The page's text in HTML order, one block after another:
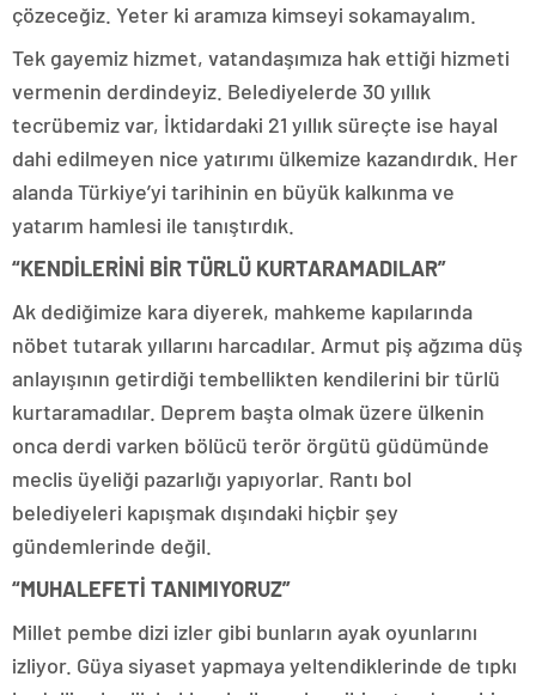
çözeceğiz. Yeter ki aramıza kimseyi sokamayalım.
Tek gayemiz hizmet, vatandaşımıza hak ettiği hizmeti
vermenin derdindeyiz. Belediyelerde 30 yıllık
tecrübemiz var, İktidardaki 21 yıllık süreçte ise hayal
dahi edilmeyen nice yatırımı ülkemize kazandırdık. Her
alanda Türkiye’yi tarihinin en büyük kalkınma ve
yatarım hamlesi ile tanıştırdık.
“KENDİLERİNİ BİR TÜRLÜ KURTARAMADILAR”
Ak dediğimize kara diyerek, mahkeme kapılarında
nöbet tutarak yıllarını harcadılar. Armut piş ağzıma düş
anlayışının getirdiği tembellikten kendilerini bir türlü
kurtaramadılar. Deprem başta olmak üzere ülkenin
onca derdi varken bölücü terör örgütü güdümünde
meclis üyeliği pazarlığı yapıyorlar. Rantı bol
belediyeleri kapışmak dışındaki hiçbir şey
gündemlerinde değil.
“MUHALEFETİ TANIMIYORUZ”
Millet pembe dizi izler gibi bunların ayak oyunlarını
izliyor. Güya siyaset yapmaya yeltendiklerinde de tıpkı